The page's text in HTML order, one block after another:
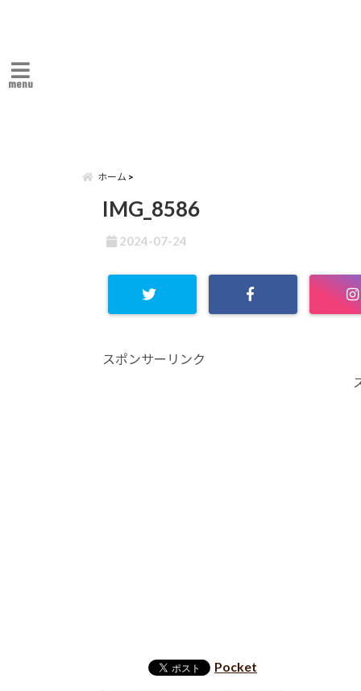
menu
ホーム
IMG_8586
2024-07-24
スポンサーリンク
Pocket